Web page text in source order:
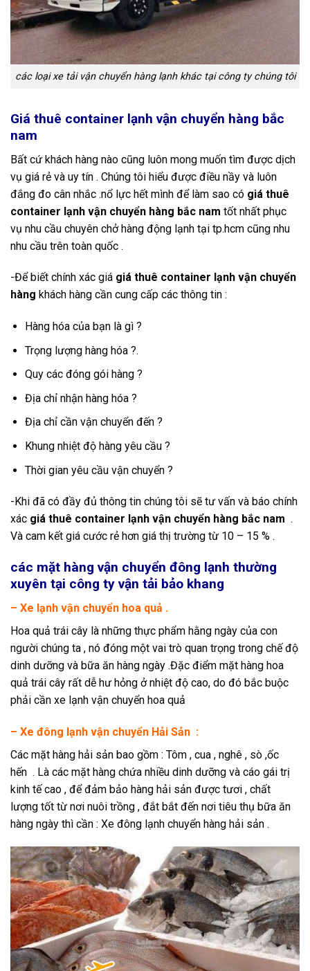
các loại xe tải vận chuyển hàng lạnh khác tại công ty chúng tôi
Giá thuê container lạnh vận chuyển hàng bắc
nam
Bất cứ khách hàng nào cũng luôn mong muốn tìm được dịch
vụ giá rẻ và uy tín . Chúng tôi hiểu được điều nầy và luôn
đắng đo cân nhắc .nổ lực hết mình để làm sao có giá thuê
container lạnh vận chuyển hàng bắc nam tốt nhất phục
vụ nhu cầu chuyên chở hàng động lạnh tại tp.hcm cũng nhu
nhu cầu trên toàn quốc .
-Để biết chính xác giá giá thuê container lạnh vận chuyển
hàng khách hàng cần cung cấp các thông tin :
Hàng hóa của bạn là gì ?
Trọng lượng hàng hóa ?.
Quy các đóng gói hàng ?
Địa chỉ nhận hàng hóa ?
Địa chỉ cần vận chuyển đến ?
Khung nhiệt độ hàng yêu cầu ?
Thời gian yêu cầu vận chuyển ?
-Khi đã có đầy đủ thông tin chúng tôi sẽ tư vấn và báo chính
xác giá thuê container lạnh vận chuyển hàng bắc nam .
Và cam kết giá cước rẻ hơn giá thị trường từ 10 – 15 % .
các mặt hàng vận chuyển đông lạnh thường
xuyên tại công ty vận tải bảo khang
– Xe lạnh vận chuyển hoa quả .
Hoa quả trái cây là những thực phẩm hằng ngày của con
người chúng ta , nó đóng một vai trò quan trọng trong chế độ
dinh dưỡng và bữa ăn hàng ngày .Đặc điểm mặt hàng hoa
quả trái cây rất dễ hư hỏng ở nhiệt độ cao, do đó bắc buộc
phải cần xe lạnh vận chuyển hoa quả
– Xe đông lạnh vận chuyển Hải Sản :
Các mặt hàng hải sản bao gồm : Tôm , cua , nghê , sò ,ốc
hến . Là các mặt hàng chứa nhiều dinh dưỡng và cáo gái trị
kinh tế cao , để đảm bảo hàng hải sản được tươi , chất
lượng tốt từ nơi nuôi trồng , đắt bắt đến nơi tiêu thụ bữa ăn
hàng ngày thì cần : Xe đông lạnh chuyển hàng hải sản .